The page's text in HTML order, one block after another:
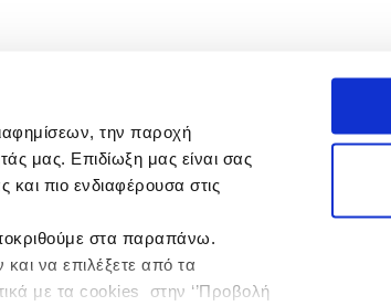
την παροχή
μας. Επιδίωξη μας είναι σας
και πιο ενδιαφέρουσα στις
στα παραπάνω.
να επιλέξετε από τα
με τα cookies στην ‘’Προβολή